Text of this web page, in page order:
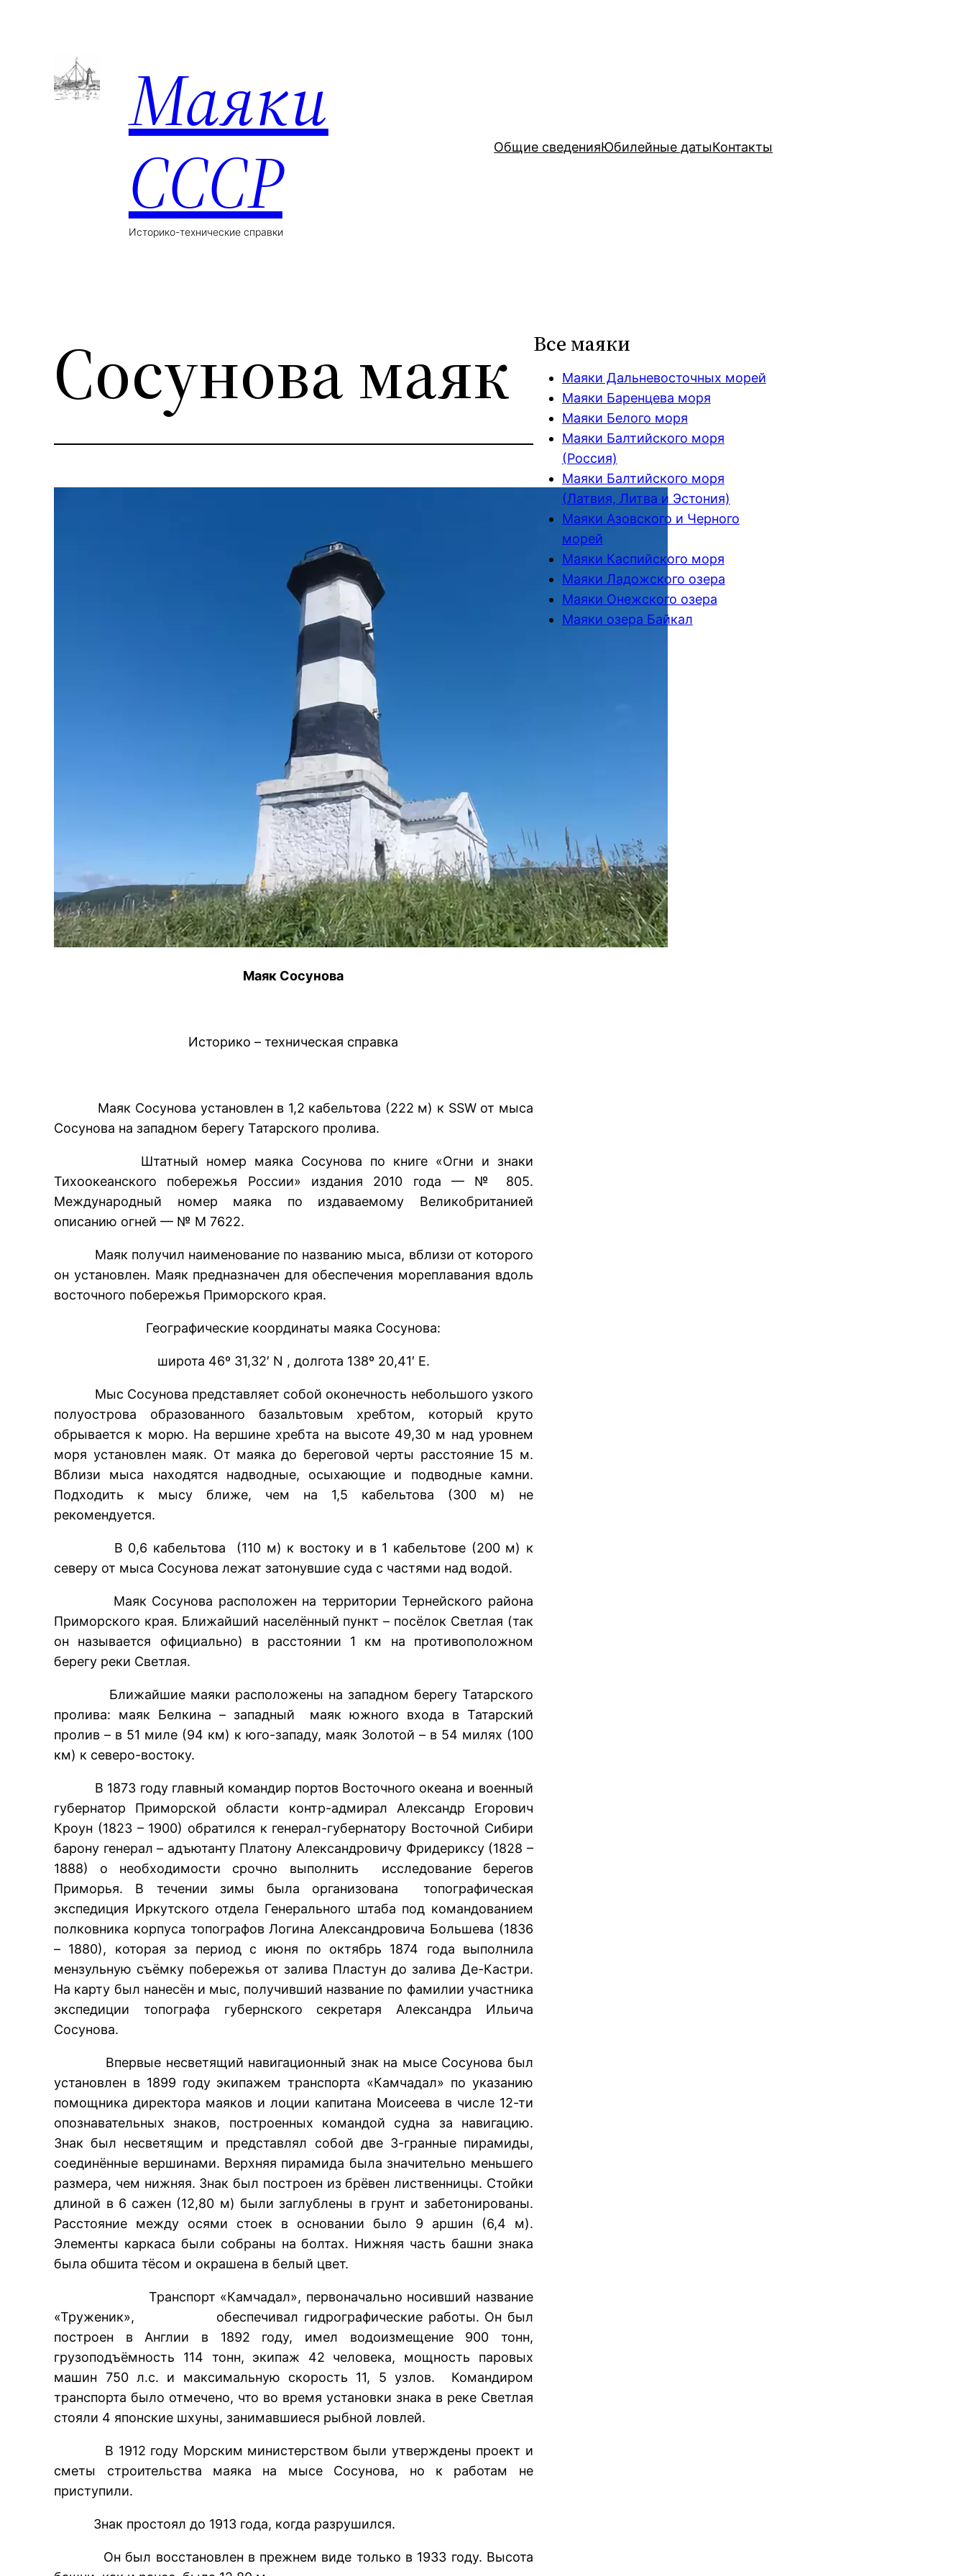
Маяки
СССР
Историко-технические справки
Общие сведенияЮбилейные датыКонтакты
Сосунова маяк
Маяк Сосунова
Историко – техническая справка
Маяк Сосунова установлен в 1,2 кабельтова (222 м) к SSW от мыса
Сосунова на западном берегу Татарского пролива.
Штатный номер маяка Сосунова по книге «Огни и знаки
Тихоокеанского побережья России» издания 2010 года — № 805.
Международный номер маяка по издаваемому Великобританией
описанию огней — № М 7622.
Маяк получил наименование по названию мыса, вблизи от которого
он установлен. Маяк предназначен для обеспечения мореплавания вдоль
восточного побережья Приморского края.
Географические координаты маяка Сосунова:
широта 46º 31,32′ N , долгота 138º 20,41′ E.
Мыс Сосунова представляет собой оконечность небольшого узкого
полуострова образованного базальтовым хребтом, который круто
обрывается к морю. На вершине хребта на высоте 49,30 м над уровнем
моря установлен маяк. От маяка до береговой черты расстояние 15 м.
Вблизи мыса находятся надводные, осыхающие и подводные камни.
Подходить к мысу ближе, чем на 1,5 кабельтова (300 м) не
рекомендуется.
В 0,6 кабельтова (110 м) к востоку и в 1 кабельтове (200 м) к
северу от мыса Сосунова лежат затонувшие суда с частями над водой.
Маяк Сосунова расположен на территории Тернейского района
Приморского края. Ближайший населённый пункт – посёлок Светлая (так
он называется официально) в расстоянии 1 км на противоположном
берегу реки Светлая.
Ближайшие маяки расположены на западном берегу Татарского
пролива: маяк Белкина – западный маяк южного входа в Татарский
пролив – в 51 миле (94 км) к юго-западу, маяк Золотой – в 54 милях (100
км) к северо-востоку.
В 1873 году главный командир портов Восточного океана и военный
губернатор Приморской области контр-адмирал Александр Егорович
Кроун (1823 – 1900) обратился к генерал-губернатору Восточной Сибири
барону генерал – адъютанту Платону Александровичу Фридериксу (1828 –
1888) о необходимости срочно выполнить исследование берегов
Приморья. В течении зимы была организована топографическая
экспедиция Иркутского отдела Генерального штаба под командованием
полковника корпуса топографов Логина Александровича Большева (1836
– 1880), которая за период с июня по октябрь 1874 года выполнила
мензульную съёмку побережья от залива Пластун до залива Де-Кастри.
На карту был нанесён и мыс, получивший название по фамилии участника
экспедиции топографа губернского секретаря Александра Ильича
Сосунова.
Впервые несветящий навигационный знак на мысе Сосунова был
установлен в 1899 году экипажем транспорта «Камчадал» по указанию
помощника директора маяков и лоции капитана Моисеева в числе 12-ти
опознавательных знаков, построенных командой судна за навигацию.
Знак был несветящим и представлял собой две 3-гранные пирамиды,
соединённые вершинами. Верхняя пирамида была значительно меньшего
размера, чем нижняя. Знак был построен из брёвен лиственницы. Стойки
длиной в 6 сажен (12,80 м) были заглублены в грунт и забетонированы.
Расстояние между осями стоек в основании было 9 аршин (6,4 м).
Элементы каркаса были собраны на болтах. Нижняя часть башни знака
была обшита тёсом и окрашена в белый цвет.
Транспорт «Камчадал», первоначально носивший название
«Труженик», обеспечивал гидрографические работы. Он был
построен в Англии в 1892 году, имел водоизмещение 900 тонн,
грузоподъёмность 114 тонн, экипаж 42 человека, мощность паровых
машин 750 л.с. и максимальную скорость 11, 5 узлов. Командиром
транспорта было отмечено, что во время установки знака в реке Светлая
стояли 4 японские шхуны, занимавшиеся рыбной ловлей.
В 1912 году Морским министерством были утверждены проект и
сметы строительства маяка на мысе Сосунова, но к работам не
приступили.
Знак простоял до 1913 года, когда разрушился.
Он был восстановлен в прежнем виде только в 1933 году. Высота
Все маяки
Маяки Дальневосточных морей
Маяки Баренцева моря
Маяки Белого моря
Маяки Балтийского моря
(Россия)
Маяки Балтийского моря
(Латвия, Литва и Эстония)
Маяки Азовского и Черного
морей
Маяки Каспийского моря
Маяки Ладожского озера
Маяки Онежского озера
Маяки озера Байкал